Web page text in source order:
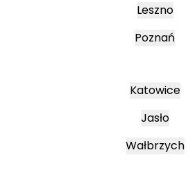
Leszno
Poznań
Katowice
Jasło
Wałbrzych